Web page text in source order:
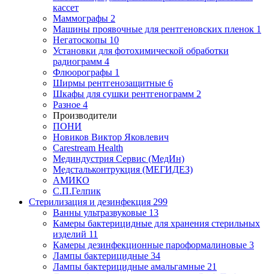
кассет
Маммографы 2
Машины проявочные для рентгеновских пленок 1
Негатоскопы 10
Установки для фотохимической обработки
радиограмм 4
Флюорографы 1
Ширмы рентгенозащитные 6
Шкафы для сушки рентгенограмм 2
Разное 4
Производители
ПОНИ
Новиков Виктор Яковлевич
Carestream Health
Мединдустрия Сервис (МедИн)
Медстальконтрукция (МЕГИДЕЗ)
АМИКО
С.П.Гелпик
Стерилизация и дезинфекция 299
Ванны ультразвуковые 13
Камеры бактерицидные для хранения стерильных
изделий 11
Камеры дезинфекционные пароформалиновые 3
Лампы бактерицидные 34
Лампы бактерицидные амальгамные 21